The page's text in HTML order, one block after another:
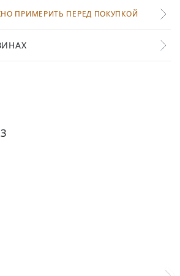
ПРИМЕРИТЬ ПЕРЕД ПОКУПКОЙ